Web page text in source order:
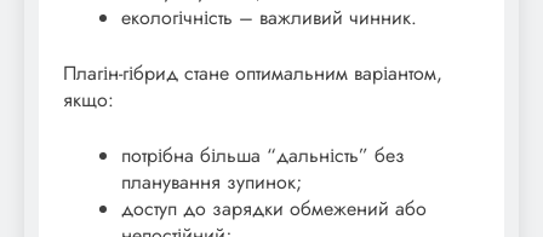
екологічність – важливий чинник.
Плагін-гібрид стане оптимальним варіантом,
якщо:
потрібна більша “дальність” без
планування зупинок;
доступ до зарядки обмежений або